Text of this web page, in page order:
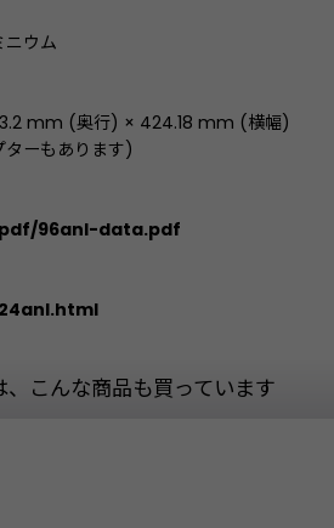
ニウム
mm (奥行) × 424.18 mm (横幅)
ーもあります)
96anl-data.pdf
こんな商品も買っています